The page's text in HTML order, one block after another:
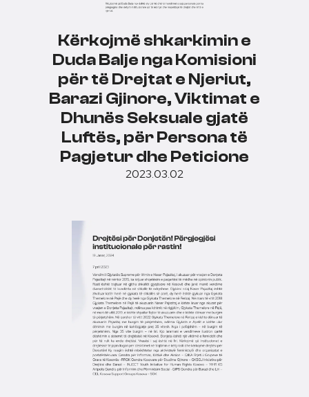
Kërkojmë shkarkimin e
Duda Balje nga Komisioni
për të Drejtat e Njeriut,
Barazi Gjinore, Viktimat e
Dhunës Seksuale gjatë
Luftës, për Persona të
Pagjetur dhe Peticione
2023.03.02